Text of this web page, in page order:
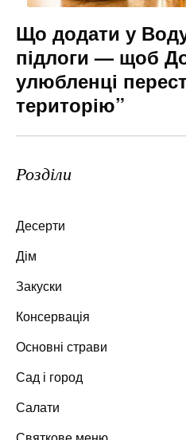
Що додати у
підлоги — щоб
улюбленці
територію”
Розділи
Десерти
Дім
Закуски
Консервація
Основні страви
Сад і город
Салати